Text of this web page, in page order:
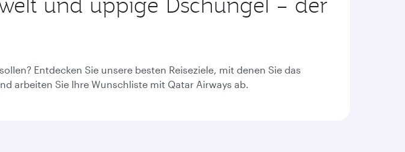
use
arrow
type
date
use
arrow
type
date
Entdecken Sie unsere besten Reiseziele, mit denen Sie das
arbeiten Sie Ihre Wunschliste mit Qatar Airways ab.